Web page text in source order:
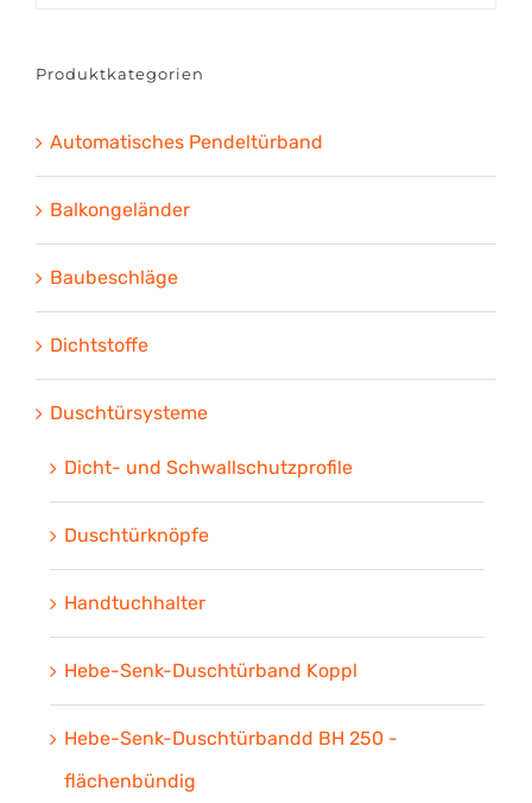
Produktkategorien
Automatisches Pendeltürband
Balkongeländer
Baubeschläge
Dichtstoffe
Duschtürsysteme
Dicht- und Schwallschutzprofile
Duschtürknöpfe
Handtuchhalter
Hebe-Senk-Duschtürband Koppl
Hebe-Senk-Duschtürbandd BH 250 -
flächenbündig